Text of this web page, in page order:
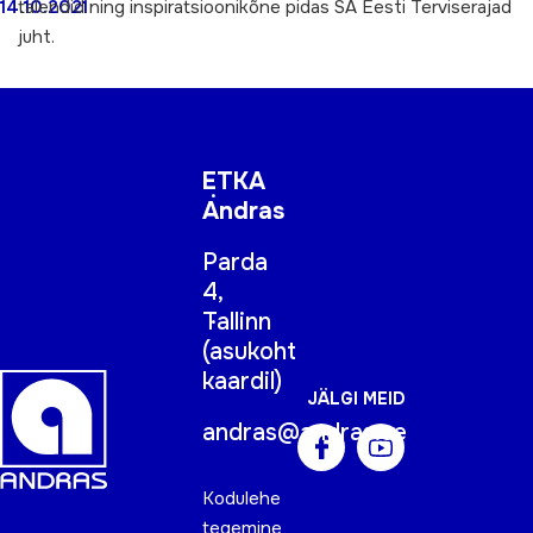
14.10.2021
talendid ning inspiratsioonikõne pidas SA Eesti Terviserajad
juht.
ETKA
Andras
Parda
4,
Tallinn
(asukoht
kaardil)
andras@andras.ee
Kodulehe
tegemine
JÄLGI MEID